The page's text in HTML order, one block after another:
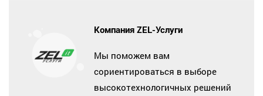
Компания ZEL-Услуги
Мы поможем вам
сориентироваться в выборе
высокотехнологичных решений